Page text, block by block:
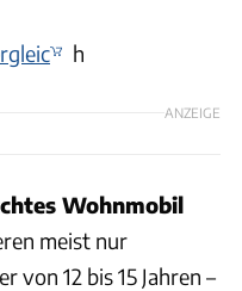
h
ANZEIGE
Wohnmobil
meist nur
von 12 bis 15 Jahren –